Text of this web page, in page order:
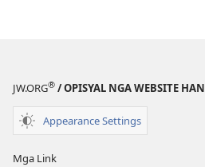
JW.ORG® / OPISYAL NGA WEBSITE
Appearance Settings
Mga Link